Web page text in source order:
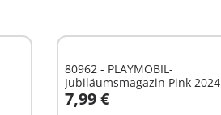
80962 - PLAYMOBIL-
Jubiläumsmagazin Pink 2024
7,99 €
In den Warenkorb